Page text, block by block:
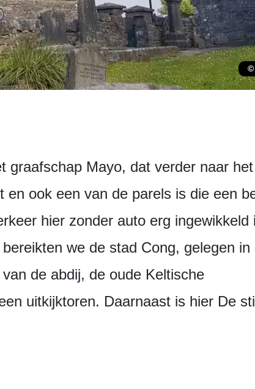
©
graafschap Mayo, dat verder naar het
ook een van de parels is die een
hier zonder auto erg ingewikkeld
we de stad Cong, gelegen in
de abdij, de oude Keltische
uitkijktoren. Daarnaast is hier De